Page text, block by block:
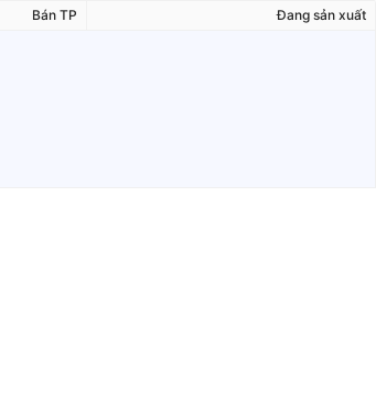
Bán TP Đang sản xuất